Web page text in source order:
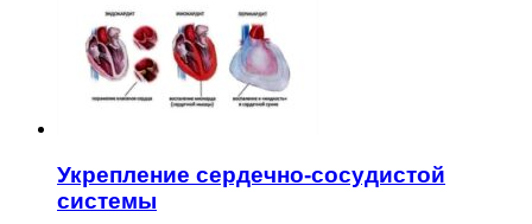
Укрепление сердечно-сосудистой
системы